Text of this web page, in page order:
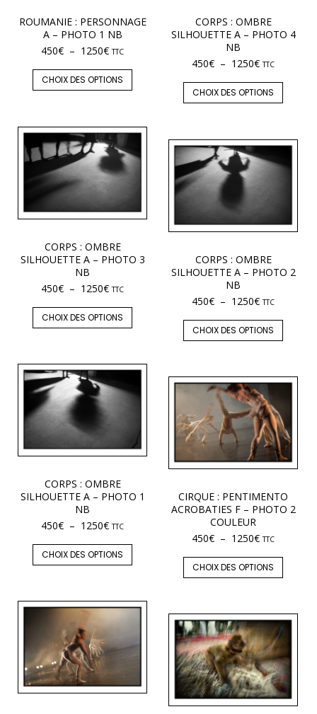
ROUMANIE : PERSONNAGE
A – PHOTO 1 NB
450€ – 1250€ TTC
CHOIX DES OPTIONS
CORPS : OMBRE
SILHOUETTE A – PHOTO 4
NB
450€ – 1250€ TTC
CHOIX DES OPTIONS
CORPS : OMBRE
SILHOUETTE A – PHOTO 3
NB
450€ – 1250€ TTC
CHOIX DES OPTIONS
CORPS : OMBRE
SILHOUETTE A – PHOTO 2
NB
450€ – 1250€ TTC
CHOIX DES OPTIONS
CORPS : OMBRE
SILHOUETTE A – PHOTO 1
NB
450€ – 1250€ TTC
CHOIX DES OPTIONS
CIRQUE : PENTIMENTO
ACROBATIES F – PHOTO 2
COULEUR
450€ – 1250€ TTC
CHOIX DES OPTIONS